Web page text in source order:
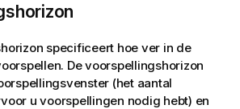
specificeert hoe ver in de
De voorspellingshorizon
(het aantal
u voorspellingen nodig hebt) en